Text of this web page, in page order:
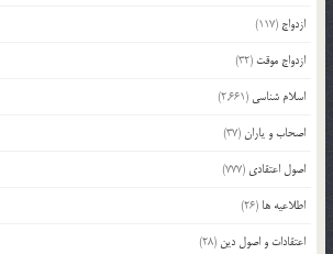
ازدواج (117)
ازدواج موقت (32)
اسلام شناسی (2,661)
اصحاب و یاران(37)
اصول اعتقادی (777)
اطلاعیه ها (26)
اعتقادات و اصول دین (28)